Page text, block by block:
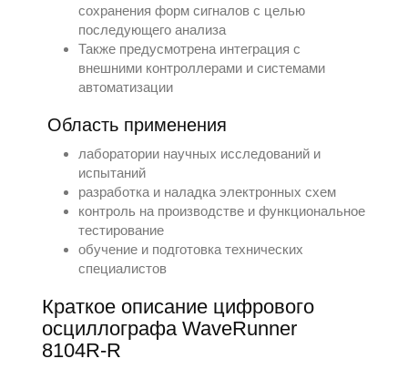
сохранения форм сигналов с целью
последующего анализа
Также предусмотрена интеграция с
внешними контроллерами и системами
автоматизации
Область применения
лаборатории научных исследований и
испытаний
разработка и наладка электронных схем
контроль на производстве и функциональное
тестирование
обучение и подготовка технических
специалистов
Краткое описание цифрового
осциллографа WaveRunner
8104R-R